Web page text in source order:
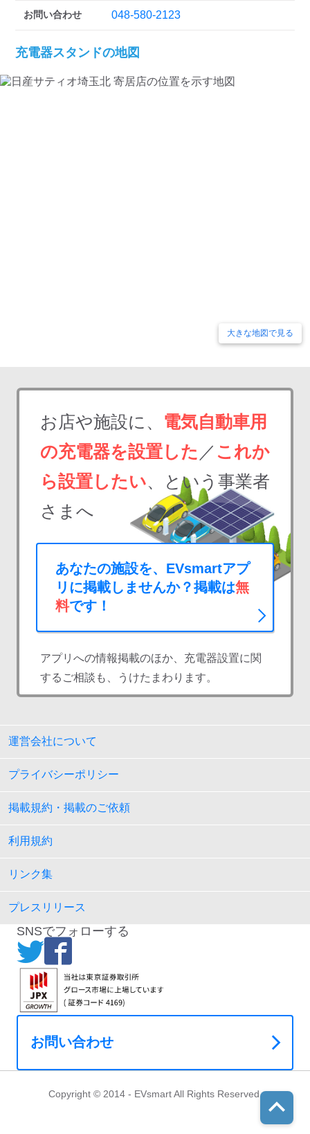
お問い合わせ 048-580-2123
充電器スタンドの地図
大きな地図で見る
お店や施設に、 電気自動車用
の充電器を設置した ／ これか
ら設置したい、という事業者
さまへ
あなたの施設を、EVsmartアプ
リに掲載しませんか？掲載は無
料です！
アプリへの情報掲載のほか、充電器設置に関
するご相談も、うけたまわります。
運営会社について
プライバシーポリシー
掲載規約・掲載のご依頼
利用規約
リンク集
プレスリリース
SNSでフォローする
お問い合わせ
Copyright © 2014 - EVsmart All Rights Reserved.